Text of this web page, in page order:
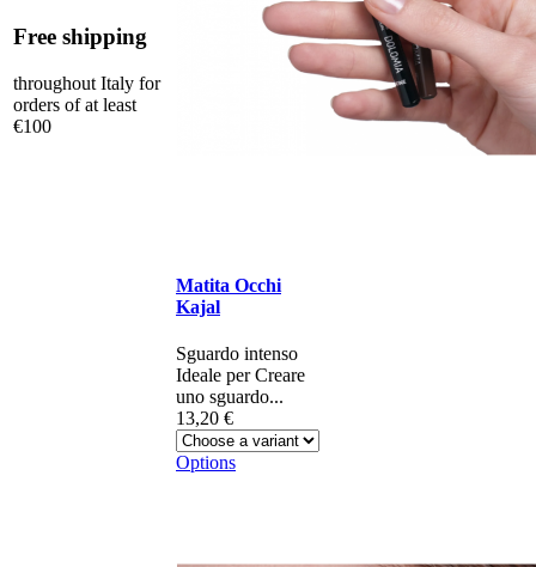
Free shipping
throughout Italy for
orders of at least
€100
Matita Occhi
Kajal
Sguardo intenso
Ideale per Creare
uno sguardo...
13,20 €
Options